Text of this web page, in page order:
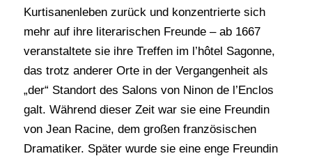
Kurtisanenleben zurück und konzentrierte sich
mehr auf ihre literarischen Freunde – ab 1667
veranstaltete sie ihre Treffen im l’hôtel Sagonne,
das trotz anderer Orte in der Vergangenheit als
„der“ Standort des Salons von Ninon de l’Enclos
galt. Während dieser Zeit war sie eine Freundin
von Jean Racine, dem großen französischen
Dramatiker. Später wurde sie eine enge Freundin